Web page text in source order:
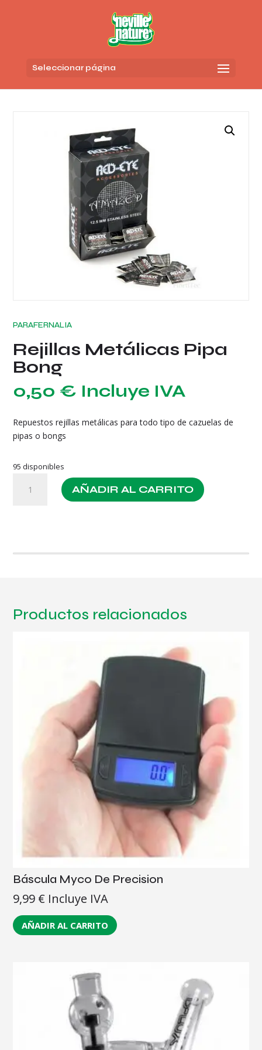
Seleccionar página
PARAFERNALIA
Rejillas Metálicas Pipa
Bong
0,50 € Incluye IVA
Repuestos rejillas metálicas para todo tipo de cazuelas de
pipas o bongs
95 disponibles
Metálicas
AÑADIR AL CARRITO
Productos relacionados
Báscula Myco De Precision
9,99 € Incluye IVA
AÑADIR AL CARRITO